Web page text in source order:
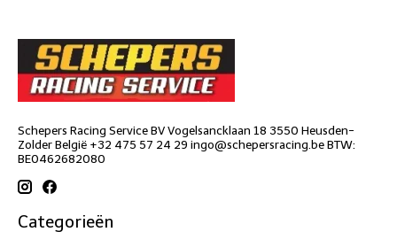
Schepers Racing Service BV Vogelsancklaan 18 3550 Heusden-
Zolder België +32 475 57 24 29 ingo@schepersracing.beBTW:
BE0462682080
Categorieën